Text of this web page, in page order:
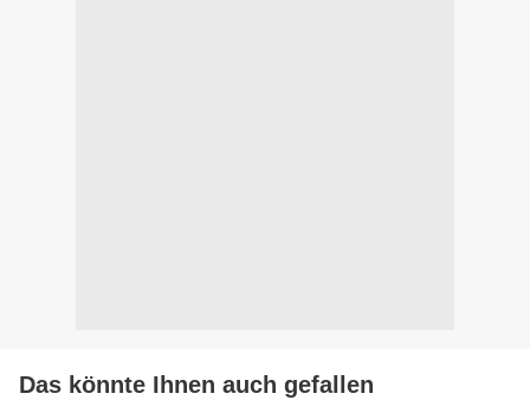
Das könnte Ihnen auch gefallen